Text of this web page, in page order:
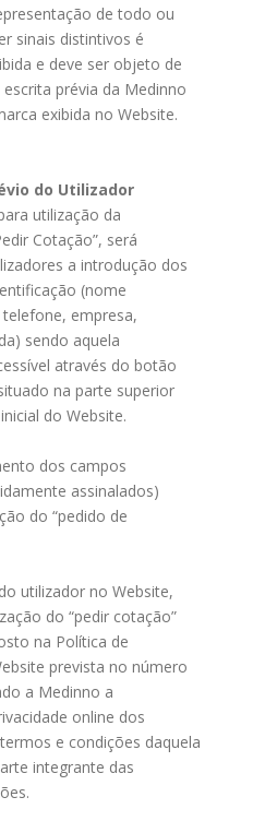
de todo ou
sinais distintivos é
e deve ser objeto de
prévia da Medinno
exibida no Website.
do Utilizador
utilização da
Cotação”, será
a introdução dos
(nome
empresa,
sendo aquela
através do botão
na parte superior
do Website.
dos campos
assinalados)
do “pedido de
utilizador no Website,
do “pedir cotação”
na Política de
prevista no número
a Medinno a
online dos
e condições daquela
integrante das